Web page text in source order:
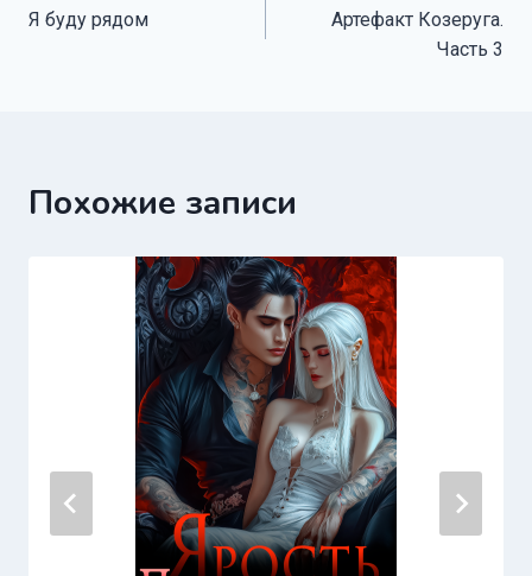
по
Я буду рядом
Артефакт Козеруга.
Часть 3
Похожие записи